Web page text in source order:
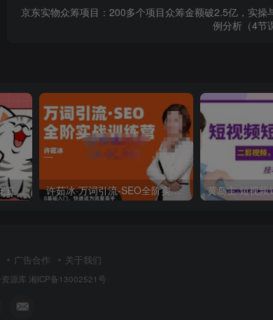
京东实物众筹项目：200多个项目众筹金额破2.5亿，实操
例分析（4节
外面收费1980的抖音萌宠宠直播项目，可虚拟人直播，抖音报白，实时互动直播【软件+详细教程】 许茹冰·万词引流-SEO全阶实战训练营，0基础入门，快速成为流量高手
广告合作 关于我们
源库 湘ICP备13002521号